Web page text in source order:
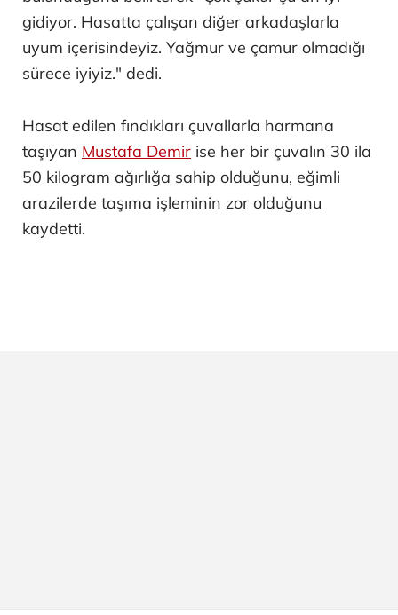
gidiyor. Hasatta çalışan diğer arkadaşlarla
uyum içerisindeyiz. Yağmur ve çamur olmadığı
sürece iyiyiz." dedi.
Hasat edilen fındıkları çuvallarla harmana
taşıyan Mustafa Demir ise her bir çuvalın 30 ila
50 kilogram ağırlığa sahip olduğunu, eğimli
arazilerde taşıma işleminin zor olduğunu
kaydetti.